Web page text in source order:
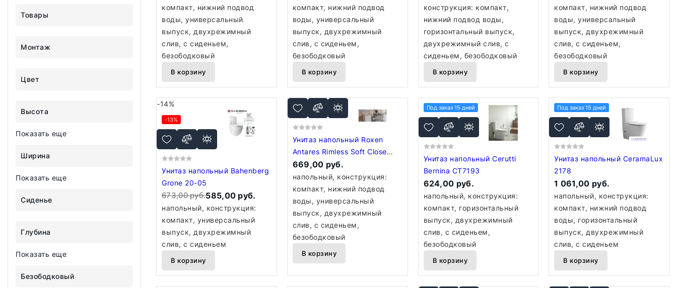
Товары
Монтаж
Цвет
Высота
Показать еще
Ширина
Показать еще
Сиденье
Глубина
Показать еще
Безободковый
компакт, нижний подвод
воды, универсальный
выпуск, двухрежимный
слив, с сиденьем,
безободковый
В корзину
компакт, нижний подвод
воды, универсальный
выпуск, двухрежимный
слив, с сиденьем,
безободковый
В корзину
конструкция: компакт,
нижний подвод воды,
горизонтальный выпуск,
двухрежимный слив, с
сиденьем, безободковый
В корзину
компакт, нижний подвод
воды, универсальный
выпуск, двухрежимный
слив, с сиденьем,
безободковый
В корзину
-14%
-13%
Унитаз напольный Bahenberg
Grone 20-05
673,00 руб.585,00 руб.
напольный, конструкция:
компакт, универсальный
выпуск, двухрежимный
слив, с сиденьем
В корзину
Унитаз напольный Roxen
Antares Rimless Soft Close
600185-01
669,00 руб.
напольный, конструкция:
компакт, нижний подвод
воды, универсальный
выпуск, двухрежимный
слив, с сиденьем,
безободковый
В корзину
Под заказ 15 дней
Унитаз напольный Cerutti
Bernina CT7193
624,00 руб.
напольный, конструкция:
компакт, горизонтальный
выпуск, двухрежимный
слив, с сиденьем,
безободковый
В корзину
Под заказ 15 дней
Унитаз напольный CeramaLux
2178
1 061,00 руб.
напольный, конструкция:
компакт, нижний подвод
воды, горизонтальный
выпуск, двухрежимный
слив, с сиденьем
В корзину